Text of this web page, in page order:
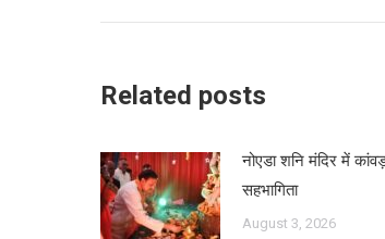
Related posts
नोएडा शनि मंदिर में
सहभागिता
August 3, 2026